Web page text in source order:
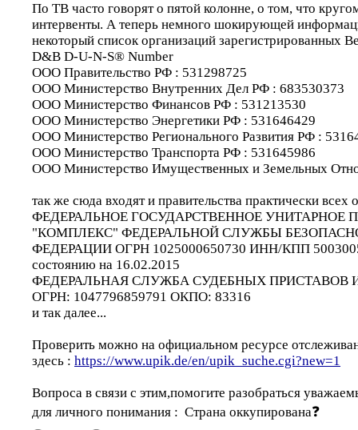
По ТВ часто говорят о пятой колонне, о том, что
интервенты. А теперь немного шокирующей
некоторый список организаций зарегистрированных
D&B D-U-N-S® Number
ООО Правительство РФ : 531298725
ООО Министерство Внутренних Дел РФ : 683530373
ООО Министерство Финансов РФ : 531213530
ООО Министерство Энергетики РФ : 531646429
ООО Министерство Регионального Развития РФ :
ООО Министерство Транспорта РФ : 531645986
ООО Министерство Имущественных и Земельных
так же сюда входят и правительства практически всех
ФЕДЕРАЛЬНОЕ ГОСУДАРСТВЕННОЕ УНИТАРНОЕ
"КОМПЛЕКС" ФЕДЕРАЛЬНОЙ СЛУЖБЫ
ФЕДЕРАЦИИ ОГРН 1025000650730 ИНН/КПП
состоянию на 16.02.2015
ФЕДЕРАЛЬНАЯ СЛУЖБА СУДЕБНЫХ ПРИСТАВОВ
ОГРН: 1047796859791 ОКПО: 83316
и так далее...
Проверить можно на официальном ресурсе
здесь : https://www.upik.de/en/upik_suche.cgi?new=1
Вопроса в связи с этим,помогите разобраться
для личного понимания : Страна оккупирована❓